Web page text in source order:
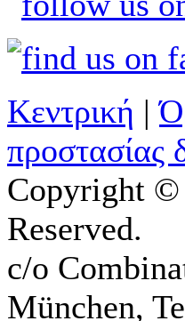
Κεντρική |
προστασίας
Copyright ©
Reserved.
c/o
München,